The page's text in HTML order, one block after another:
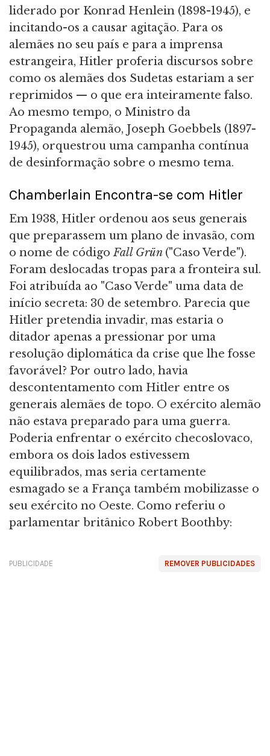
liderado por Konrad Henlein (1898-1945), e
incitando-os a causar agitação. Para os
alemães no seu país e para a imprensa
estrangeira, Hitler proferia discursos sobre
como os alemães dos Sudetas estariam a ser
reprimidos — o que era inteiramente falso.
Ao mesmo tempo, o Ministro da
Propaganda alemão, Joseph Goebbels (1897-
1945), orquestrou uma campanha contínua
de desinformação sobre o mesmo tema.
Chamberlain Encontra-se com Hitler
Em 1938, Hitler ordenou aos seus generais
que preparassem um plano de invasão, com
o nome de códigoFall Grün ("Caso Verde").
Foram deslocadas tropas para a fronteira sul.
Foi atribuída ao "Caso Verde" uma data de
início secreta: 30 de setembro. Parecia que
Hitler pretendia invadir, mas estaria o
ditador apenas a pressionar por uma
resolução diplomática da crise que lhe fosse
favorável? Por outro lado, havia
descontentamento com Hitler entre os
generais alemães de topo. O exército alemão
não estava preparado para uma guerra.
Poderia enfrentar o exército checoslovaco,
embora os dois lados estivessem
equilibrados, mas seria certamente
esmagado se a França também mobilizasse o
seu exército no Oeste. Como referiu o
parlamentar britânico Robert Boothby:
REMOVER PUBLICIDADES
PUBLICIDADE